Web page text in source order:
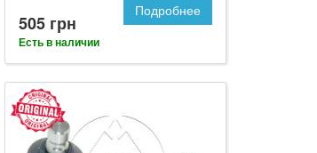
505 грн
Есть в наличии
Подробнее